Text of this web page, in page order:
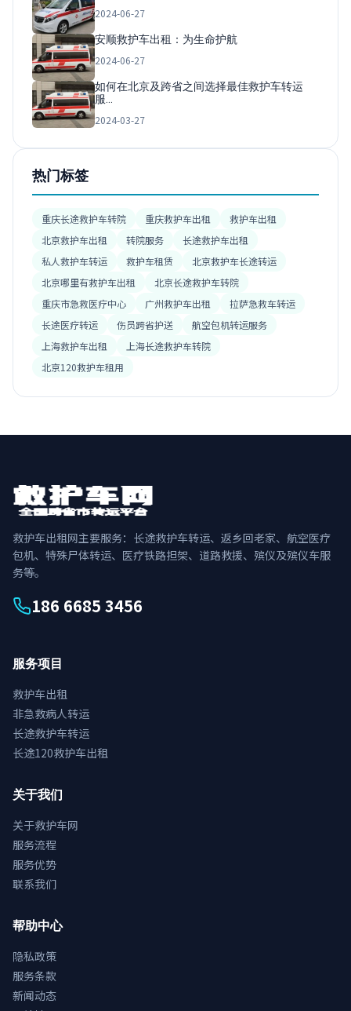
2024-06-27
安顺救护车出租：为生命护航
2024-06-27
如何在北京及跨省之间选择最佳救护车转运
服…
2024-03-27
热门标签
重庆长途救护车转院 重庆救护车出租
救护车出租
北京救护车出租
转院服务
长途救护车出租
私人救护车转运
救护车租赁
北京救护车长途转运
北京哪里有救护车出租
北京长途救护车转院
重庆市急救医疗中心
广州救护车出租
拉萨急救车转运
长途医疗转运
伤员跨省护送
航空包机转运服务
上海救护车出租
上海长途救护车转院
北京120救护车租用
救护车出租网主要服务：长途救护车转运、返乡回老家、航空医疗
包机、特殊尸体转运、医疗铁路担架、道路救援、殡仪及殡仪车服
务等。
186 6685 3456
服务项目
救护车出租
非急救病人转运
长途救护车转运
长途120救护车出租
关于我们
关于救护车网
服务流程
服务优势
联系我们
帮助中心
隐私政策
服务条款
新闻动态